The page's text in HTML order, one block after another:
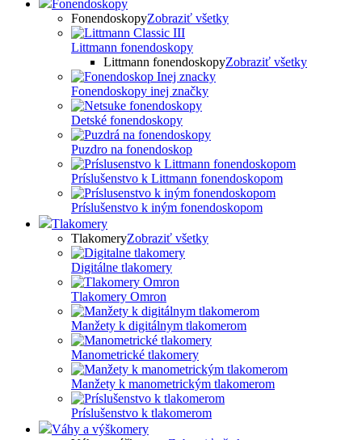
Fonendoskopy
FonendoskopyZobraziť všetky
Littmann fonendoskopy
Littmann fonendoskopyZobraziť všetky
Fonendoskopy inej značky
Detské fonendoskopy
Puzdro na fonendoskop
Príslušenstvo k Littmann fonendoskopom
Príslušenstvo k iným fonendoskopom
Tlakomery
TlakomeryZobraziť všetky
Digitálne tlakomery
Tlakomery Omron
Manžety k digitálnym tlakomerom
Manometrické tlakomery
Manžety k manometrickým tlakomerom
Príslušenstvo k tlakomerom
Váhy a výškomery